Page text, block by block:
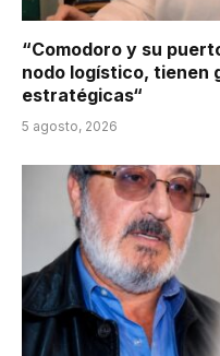
“Comodoro y su
nodo logístico, tienen
estratégicas“
5 agosto, 2026